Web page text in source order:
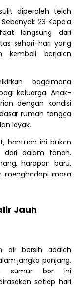
diperoleh telah
23 Kepala
langsung dari
sehari-hari yang
kembali berjalan
bagaimana
keluarga. Anak-
dengan kondisi
rumah tangga
layak.
bantuan ini bukan
dalam tanah.
harapan baru,
menghadapi masa
Jauh
air bersih adalah
jangka panjang.
sumur bor ini
setiap hari